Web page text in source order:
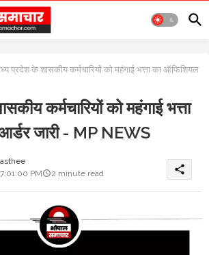
प्रदेश के शासकीय कर्मचारियों को महंगाई भत्ता का ऑफिशियल
कर्मचारियों को महंगाई भत्ता
जारी - MP NEWS
PM
2 minute read share